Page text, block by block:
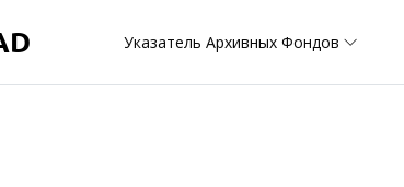
Указатель Архивных Фондов